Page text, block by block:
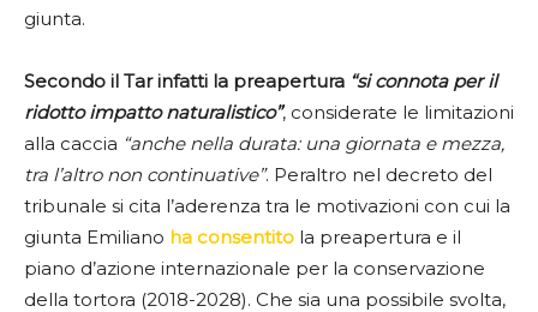
giunta.
Secondo il Tar infatti la preapertura “si connota per il
ridotto impatto naturalistico”, considerate le limitazioni
alla caccia “anche nella durata: una giornata e mezza,
tra l’altro non continuative”. Peraltro nel decreto del
tribunale si cita l’aderenza tra le motivazioni con cui la
giunta Emiliano ha consentito la preapertura e il
piano d’azione internazionale per la conservazione
della tortora (2018-2028). Che sia una possibile svolta,